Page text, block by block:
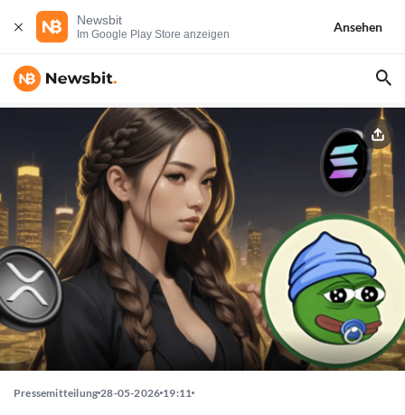
Newsbit
Im Google Play Store anzeigen
Ansehen
Pressemitteilung 28-05-2026 19:11